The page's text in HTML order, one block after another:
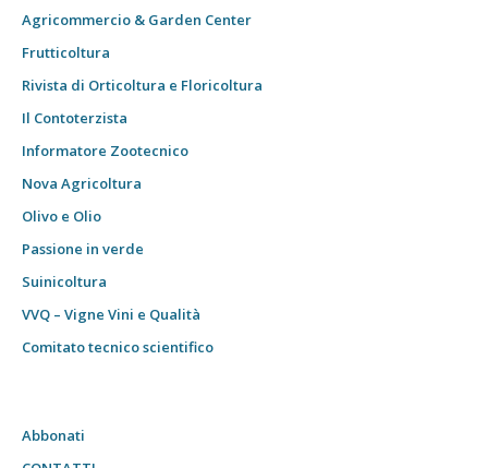
Agricommercio & Garden Center
Frutticoltura
Rivista di Orticoltura e Floricoltura
Il Contoterzista
Informatore Zootecnico
Nova Agricoltura
Olivo e Olio
Passione in verde
Suinicoltura
VVQ – Vigne Vini e Qualità
Comitato tecnico scientifico
Abbonati